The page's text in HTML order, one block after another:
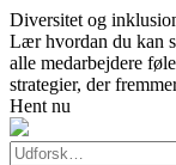
Diversitet og
Lær hvordan du kan
alle medarbejdere
strategier, der
Hent nu